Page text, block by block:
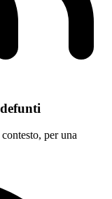
per una